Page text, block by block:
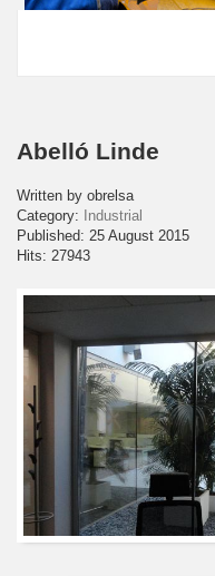
Abelló Linde
Written by obrelsa
Category:
Industrial
Published: 25 August 2015
Hits: 27943